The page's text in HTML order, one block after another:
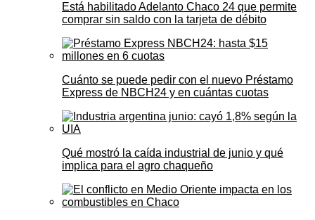
Está habilitado Adelanto Chaco 24 que permite
comprar sin saldo con la tarjeta de débito
Cuánto se puede pedir con el nuevo Préstamo
Express de NBCH24 y en cuántas cuotas
Qué mostró la caída industrial de junio y qué
implica para el agro chaqueño